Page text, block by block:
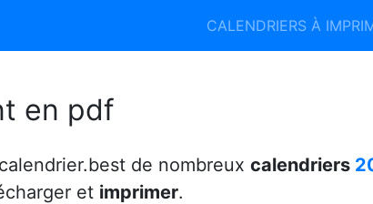
CALENDRIERS À
Calendrier 2027
en pdf
de nombreux calendriers
et imprimer.